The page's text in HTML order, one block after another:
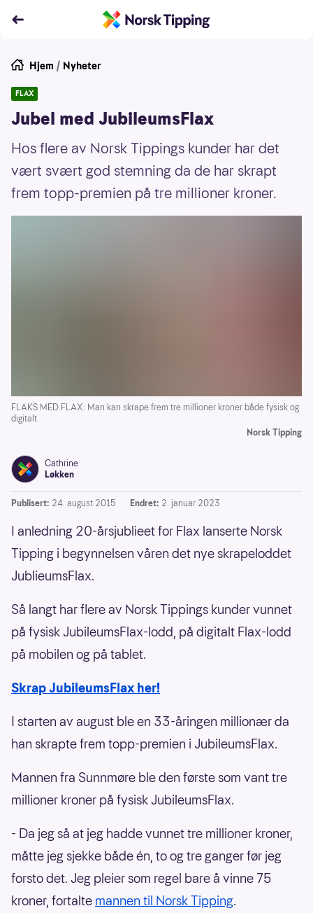
Hjem / Nyheter
FLAX
Jubel med JubileumsFlax
Hos flere av Norsk Tippings kunder har det
vært svært god stemning da de har skrapt
frem topp-premien på tre millioner kroner.
FLAKS MED FLAX: Man kan skrape frem tre millioner kroner både fysisk og
digitalt.
Norsk Tipping
Cathrine
Løkken
Publisert: 24. august 2015 Endret: 2. januar 2023
I anledning 20-årsjublieet for Flax lanserte Norsk
Tipping i begynnelsen våren det nye skrapeloddet
JublieumsFlax.
Så langt har flere av Norsk Tippings kunder vunnet
på fysisk JubileumsFlax-lodd, på digitalt Flax-lodd
på mobilen og på tablet.
Skrap JubileumsFlax her!
I starten av august ble en 33-åringen millionær da
han skrapte frem topp-premien i JubileumsFlax.
Mannen fra Sunnmøre ble den første som vant tre
millioner kroner på fysisk JubileumsFlax.
- Da jeg så at jeg hadde vunnet tre millioner kroner,
måtte jeg sjekke både én, to og tre ganger før jeg
forsto det. Jeg pleier som regel bare å vinne 75
kroner, fortalte mannen til Norsk Tipping.